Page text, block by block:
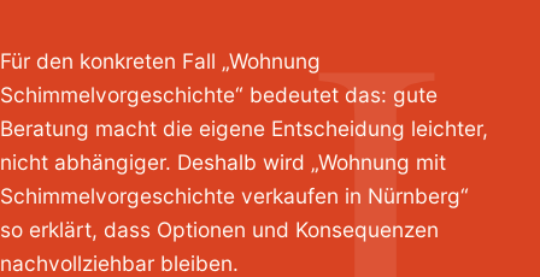
Für den konkreten Fall „Wohnung
Schimmelvorgeschichte“ bedeutet das: gute
Beratung macht die eigene Entscheidung leichter,
nicht abhängiger. Deshalb wird „Wohnung mit
Schimmelvorgeschichte verkaufen in Nürnberg“
so erklärt, dass Optionen und Konsequenzen
nachvollziehbar bleiben.